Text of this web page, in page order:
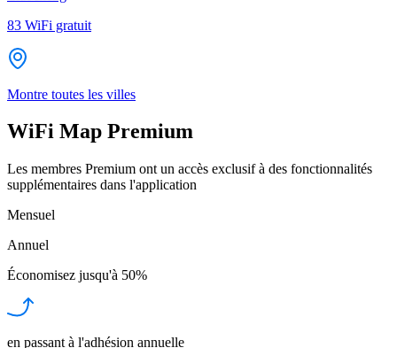
83 WiFi gratuit
Montre toutes les villes
WiFi Map Premium
Les membres Premium ont un accès exclusif à des fonctionnalités
supplémentaires dans l'application
Mensuel
Annuel
Économisez jusqu'à 50%
en passant à l'adhésion annuelle